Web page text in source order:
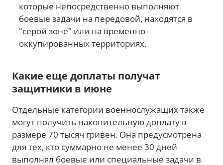
которые непосредственно выполняют
боевые задачи на передовой, находятся в
"серой зоне" или на временно
оккупированных территориях.
Какие еще доплаты получат
защитники в июне
Отдельные категории военнослужащих также
могут получить накопительную доплату в
размере 70 тысяч гривен. Она предусмотрена
для тех, кто суммарно не менее 30 дней
выполнял боевые или специальные задачи в